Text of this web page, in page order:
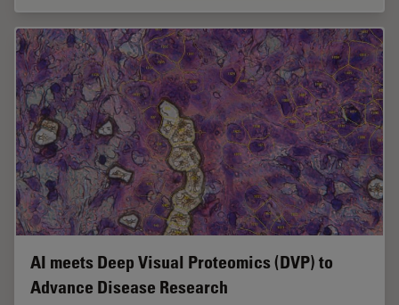
AI meets Deep Visual Proteomics (DVP) to
Advance Disease Research